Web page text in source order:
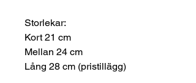
Storlekar:
Kort 21 cm
Mellan 24 cm
Lång 28 cm (pristillägg)